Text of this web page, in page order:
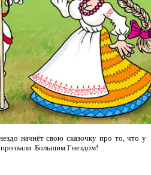
начнёт свою сказочку про то, что у
прозвали Большим Гнездом!